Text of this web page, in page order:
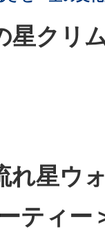
星クリ
れ星ウ
ティー